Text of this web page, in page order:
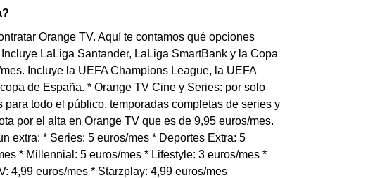
Orange TV. Aquí te contamos qué opciones
LaLiga Santander, LaLiga SmartBank y la Copa
Incluye la UEFA Champions League, la UEFA
de España. * Orange TV Cine y Series: por solo
todo el público, temporadas completas de series y
por el alta en Orange TV que es de 9,95 euros/mes.
extra: * Series: 5 euros/mes * Deportes Extra: 5
* Millennial: 5 euros/mes * Lifestyle: 3 euros/mes *
4,99 euros/mes * Starzplay: 4,99 euros/mes